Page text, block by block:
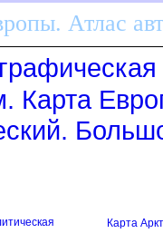
Атлас
Карта
Карта